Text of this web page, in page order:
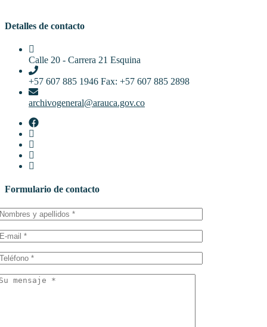
Detalles de contacto
Calle 20 - Carrera 21 Esquina
+57 607 885 1946 Fax: +57 607 885 2898
archivogeneral@arauca.gov.co
Formulario de contacto